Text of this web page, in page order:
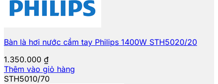
Bàn là hơi nước cầm tay Philips 1400W STH5020/20
1.350.000 ₫
Thêm vào giỏ hàng
STH5010/70